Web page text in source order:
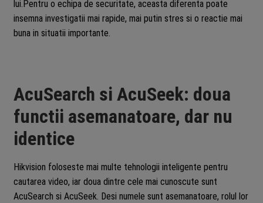
lui.Pentru o echipa de securitate, aceasta diferenta poate
insemna investigatii mai rapide, mai putin stres si o reactie mai
buna in situatii importante.
AcuSearch si AcuSeek: doua
functii asemanatoare, dar nu
identice
Hikvision foloseste mai multe tehnologii inteligente pentru
cautarea video, iar doua dintre cele mai cunoscute sunt
AcuSearch si AcuSeek. Desi numele sunt asemanatoare, rolul lor